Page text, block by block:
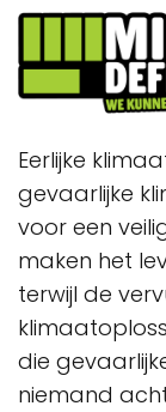
Eerlijke
gevaarlijke
voor een
maken het
terwijl de
die
niemand